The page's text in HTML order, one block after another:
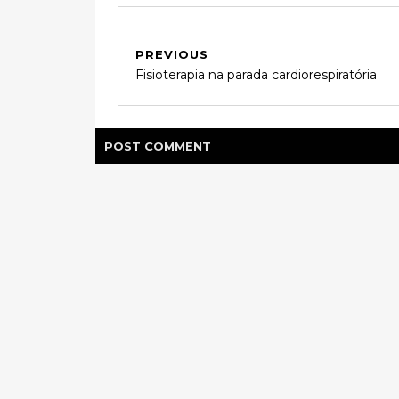
PREVIOUS
Fisioterapia na parada cardiorespiratória
POST COMMENT